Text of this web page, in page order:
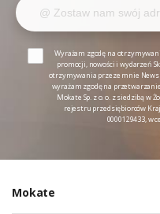
Wyrażam zgodę na
promocji, nowości i wydarzeń
otrzymywania przeze mnie
wyrażam zgodę na
Mokate Sp. z o. o. z siedzibą w
rejestru przedsiębiorców
0000129433, w
Mokate